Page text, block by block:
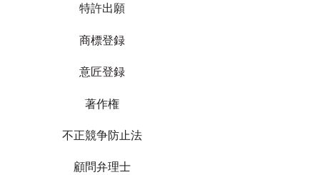
特許出願
商標登録
意匠登録
著作権
不正競争防止法
顧問弁理士